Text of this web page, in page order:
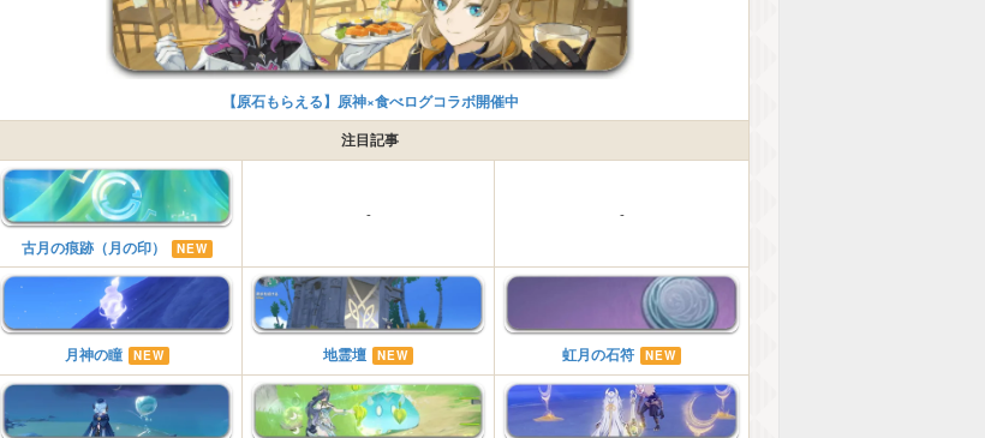
【原石もらえる】原神×食べログコラボ開催中
注目記事
古月の痕跡（月の印） NEW
- -
月神の瞳 NEW 地霊壇 NEW 虹月の石符 NEW